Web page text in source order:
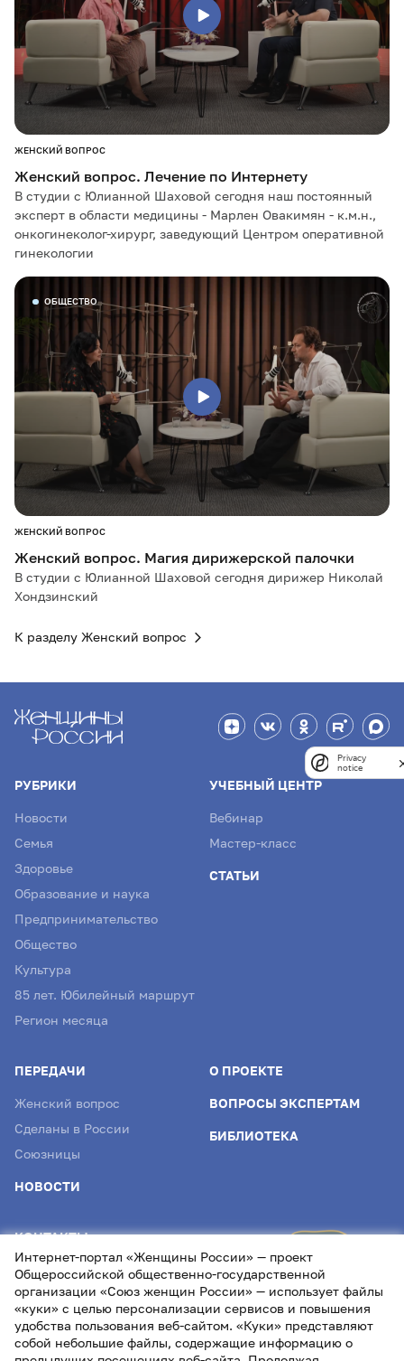
ЖЕНСКИЙ ВОПРОС
Женский вопрос. Лечение по Интернету
В студии с Юлианной Шаховой сегодня наш постоянный
эксперт в области медицины - Марлен Овакимян - к.м.н.,
онкогинеколог-хирург, заведующий Центром оперативной
гинекологии
ОБЩЕСТВО
ЖЕНСКИЙ ВОПРОС
Женский вопрос. Магия дирижерской палочки
В студии с Юлианной Шаховой сегодня дирижер Николай
Хондзинский
К разделу Женский вопрос
РУБРИКИ
Новости
Семья
Здоровье
Образование и наука
Предпринимательство
Общество
Культура
85 лет. Юбилейный маршрут
Регион месяца
УЧЕБНЫЙ ЦЕНТР
Вебинар
Мастер-класс
СТАТЬИ
ПЕРЕДАЧИ
Женский вопрос
Сделаны в России
Союзницы
НОВОСТИ
О ПРОЕКТЕ
ВОПРОСЫ ЭКСПЕРТАМ
БИБЛИОТЕКА
КОНТАКТЫ
info@womenofrussia.online
Интернет-портал «Женщины России» — проект
Общероссийской общественно-государственной
организации «Союз женщин России» — использует файлы
«куки» с целью персонализации сервисов и повышения
удобства пользования веб-сайтом. «Куки» представляют
собой небольшие файлы, содержащие информацию о
Privacy
notice